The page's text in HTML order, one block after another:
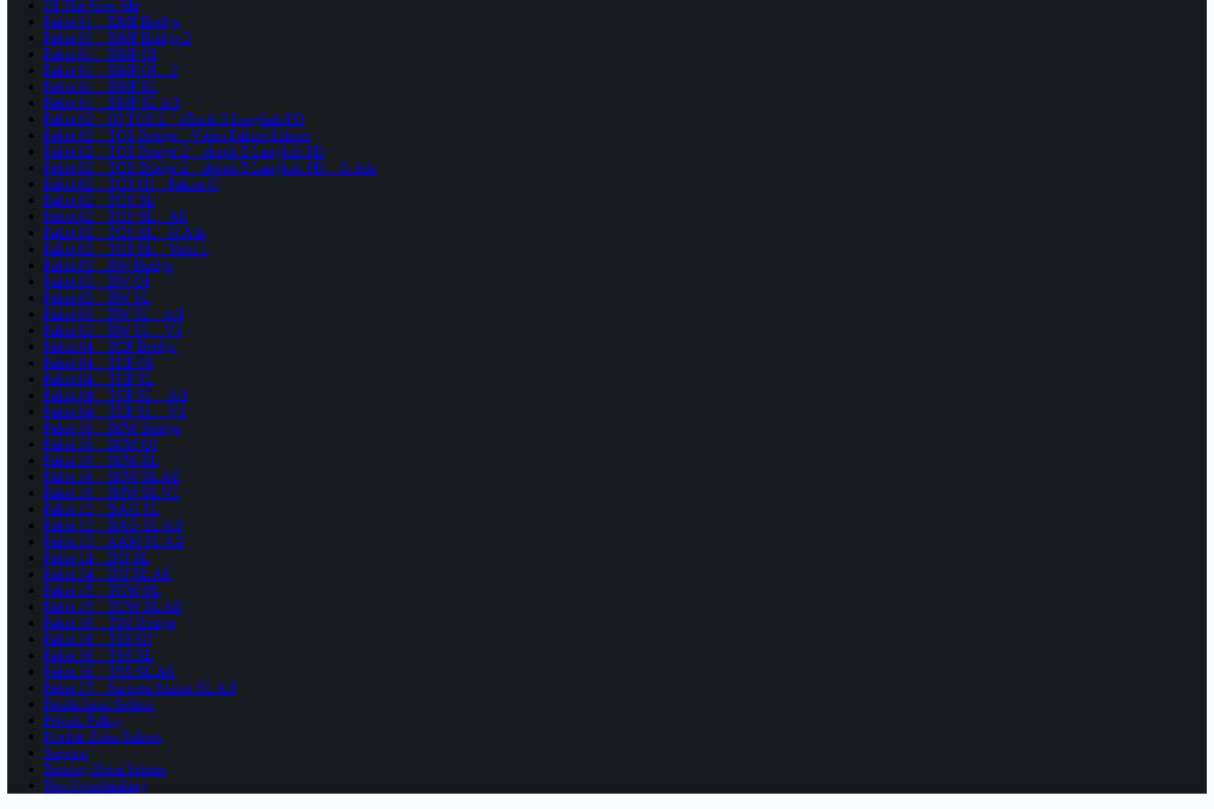
OI The New Me
Paket 01 – BMP Bridge
Paket 01 – BMP Bridge 2
Paket 01 – BMP OI
Paket 01 – BMP OI – 2
Paket 01 – BMP SL
Paket 01 – BMP SL Aff
Paket 02 – OI TCS 2 – eBook 5 Langkah PD
Paket 02 – TCS Bridge – Video Faktor Sukses
Paket 02 – TCS Bridge 2 – ebook 5 Langkah PD
Paket 02 – TCS Bridge 2 – ebook 5 Langkah PD – G Ads
Paket 02 – TCS OI – Faktor C
Paket 02 – TCS SL
Paket 02 – TCS SL – Aff
Paket 02 – TCS SL – G Ads
Paket 02 – TCS SL – Versi 1
Paket 03 – RW Bridge
Paket 03 – RW OI
Paket 03 – RW SL
Paket 03 – RW SL – Aff
Paket 03 – RW SL – V1
Paket 04 – TCP Bridge
Paket 04 – TCP OI
Paket 04 – TCP SL
Paket 04 – TCP SL – Aff
Paket 04 – TCP SL – V1
Paket 10 – IMW Bridge
Paket 10 – IMW OI
Paket 10 – IMW SL
Paket 10 – IMW SL Aff
Paket 10 – IMW SL V1
Paket 12 – BAG SL
Paket 12 – BAG SL Aff
Paket 13 – AAM SL Aff
Paket 14 – DU SL
Paket 14 – DU SL Aff
Paket 15 – TCW SL
Paket 15 – TCW SL Aff
Paket 16 – TSS Bridge
Paket 16 – TSS OI
Paket 16 – TSS SL
Paket 16 – TSS SL Aff
Paket 17 – Success Starter SL Aff
Pendaftaran Selesai
Privasi Policy
Produk Zona Sukses
Support
Tentang Zona Sukses
Test Overthinking